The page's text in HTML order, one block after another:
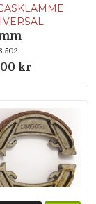
502
kr